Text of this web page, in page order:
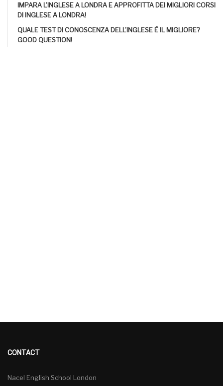
IMPARA L’INGLESE A LONDRA E APPROFITTA DEI MIGLIORI CORSI
DI INGLESE A LONDRA!
QUALE TEST DI CONOSCENZA DELL’INGLESE È IL MIGLIORE?
GOOD QUESTION!
CONTACT
Nacel English School London